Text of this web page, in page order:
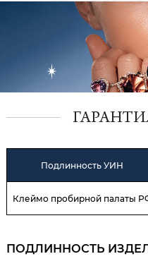
Подлинность УИН
Клеймо пробирной палаты
ПОДЛИННОСТЬ